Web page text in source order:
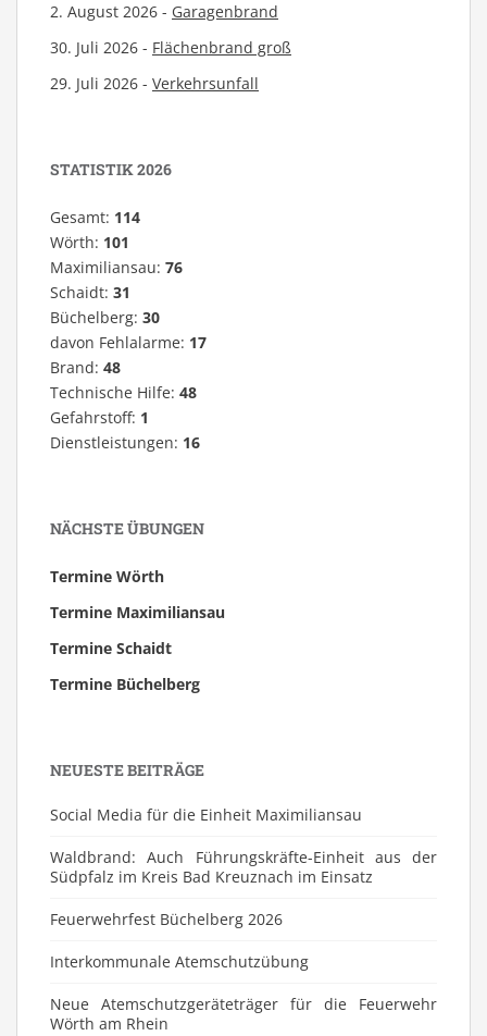
2. August 2026 - Garagenbrand
30. Juli 2026 - Flächenbrand groß
29. Juli 2026 - Verkehrsunfall
STATISTIK 2026
Gesamt: 114
Wörth: 101
Maximiliansau: 76
Schaidt: 31
Büchelberg: 30
davon Fehlalarme: 17
Brand: 48
Technische Hilfe: 48
Gefahrstoff: 1
Dienstleistungen: 16
NÄCHSTE ÜBUNGEN
Termine Wörth
Termine Maximiliansau
Termine Schaidt
Termine Büchelberg
NEUESTE BEITRÄGE
Social Media für die Einheit Maximiliansau
Waldbrand: Auch Führungskräfte-Einheit aus der
Südpfalz im Kreis Bad Kreuznach im Einsatz
Feuerwehrfest Büchelberg 2026
⁠Interkommunale Atemschutzübung
Neue Atemschutzgeräteträger für die Feuerwehr
Wörth am Rhein